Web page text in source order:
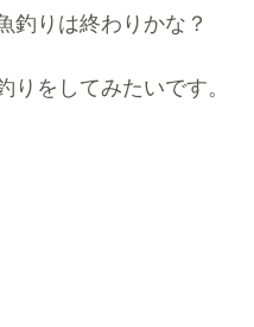
釣りは終わりかな？
りをしてみたいです。